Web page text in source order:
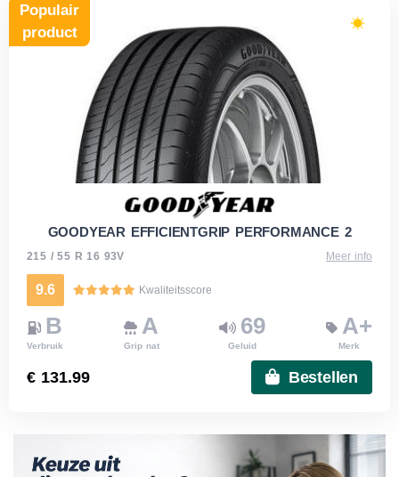
Populair
product
GOODYEAR EFFICIENTGRIP PERFORMANCE 2
215 / 55 R 16 93V Meer info
9.6 Kwaliteitsscore
B
Verbruik
A
Grip nat
69
Geluid
A+
Merk
€ 131.99 Bestellen